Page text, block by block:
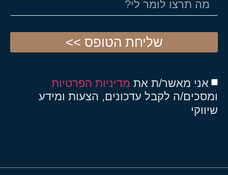
אני מאשר/ת את מדיניות הפרטיות
ומסכים/ה לקבל עדכונים, הצעות ומידע
שיווקי
שליחת הטופס >>